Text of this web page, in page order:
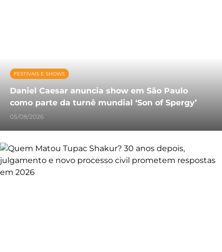
FESTIVAIS E SHOWS
Daniel Caesar anuncia show em São Paulo
como parte da turnê mundial ‘Son of Spergy’
05/08/2026